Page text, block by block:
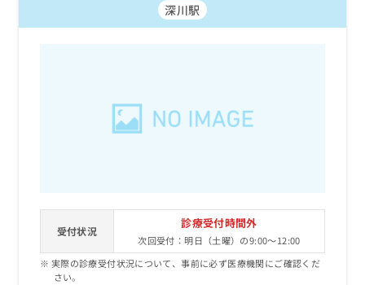
深川駅
受付状況
診療受付時間外
次回受付：明日（土曜）の9:00～12:00
実際の診療受付状況について、事前に必ず医療機関にご確認くだ
さい。